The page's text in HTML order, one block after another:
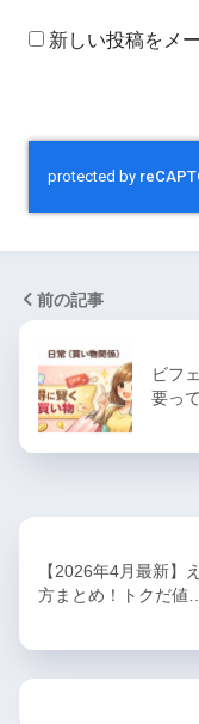
新しい投稿をメ
前の記事
ビフ
要っ
【2026年4月最新】
方まとめ！トクだ値